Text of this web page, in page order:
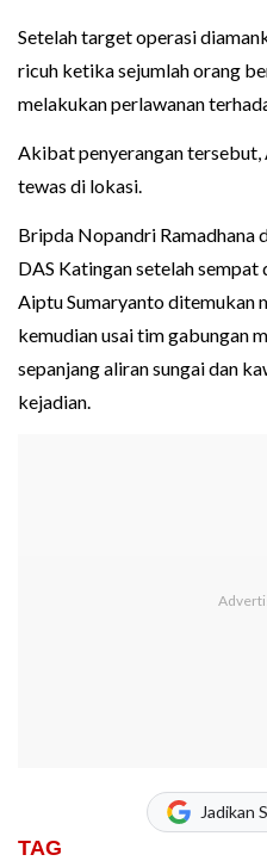
Setelah target operasi
ricuh ketika sejumlah orang
melakukan perlawanan
Akibat penyerangan tersebut,
tewas di lokasi.
Bripda Nopandri Ramadhana
DAS Katingan setelah
Aiptu Sumaryanto ditemukan
kemudian usai tim gabungan
sepanjang aliran sungai dan
kejadian.
Jadikan
TAG